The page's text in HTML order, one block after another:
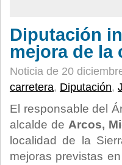
Diputación
mejora de la
Noticia de 20
carretera, Diputación,
El responsable del
alcalde de Arcos,
localidad de la
mejoras previstas